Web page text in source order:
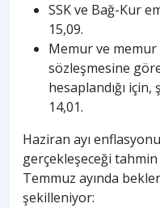
SSK ve Bağ-Kur
15,09.
Memur ve
sözleşmesine göre
hesaplandığı
14,01.
Haziran ayı
gerçekleşeceği
Temmuz ayında
şekilleniyor: